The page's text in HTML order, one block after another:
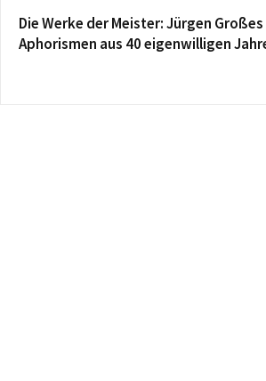
Die Werke der Meister: Jürgen Großes
Aphorismen aus 40 eigenwilligen